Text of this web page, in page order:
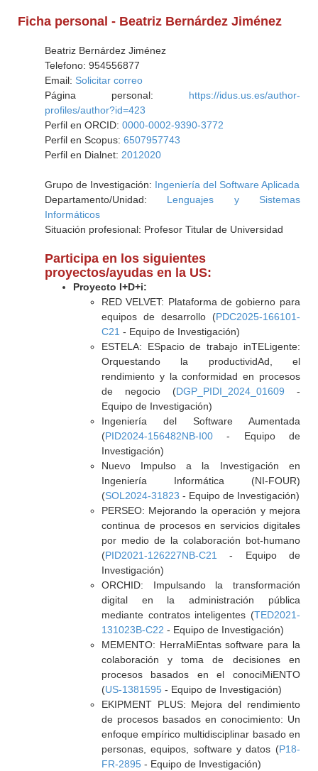
Ficha personal - Beatriz Bernárdez Jiménez
Beatriz Bernárdez Jiménez
Telefono: 954556877
Email: Solicitar correo
Página personal: https://idus.us.es/author-
profiles/author?id=423
Perfil en ORCID: 0000-0002-9390-3772
Perfil en Scopus: 6507957743
Perfil en Dialnet: 2012020
Grupo de Investigación: Ingeniería del Software Aplicada
Departamento/Unidad: Lenguajes y Sistemas
Informáticos
Situación profesional: Profesor Titular de Universidad
Participa en los siguientes
proyectos/ayudas en la US:
Proyecto I+D+i:
RED VELVET: Plataforma de gobierno para
equipos de desarrollo (PDC2025-166101-
C21 - Equipo de Investigación)
ESTELA: ESpacio de trabajo inTELigente:
Orquestando la productividAd, el
rendimiento y la conformidad en procesos
de negocio (DGP_PIDI_2024_01609 -
Equipo de Investigación)
Ingeniería del Software Aumentada
(PID2024-156482NB-I00- Equipo de
Investigación)
Nuevo Impulso a la Investigación en
Ingeniería Informática (NI-FOUR)
(SOL2024-31823 - Equipo de Investigación)
PERSEO: Mejorando la operación y mejora
continua de procesos en servicios digitales
por medio de la colaboración bot-humano
(PID2021-126227NB-C21
- Equipo de
Investigación)
ORCHID: Impulsando la transformación
digital en la administración pública
mediante contratos inteligentes (TED2021-
131023B-C22 - Equipo de Investigación)
MEMENTO: HerraMiEntas software para la
colaboración y toma de decisiones en
procesos basados en el conociMiENTO
(US-1381595- Equipo de Investigación)
EKIPMENT PLUS: Mejora del rendimiento
de procesos basados en conocimiento: Un
enfoque empírico multidisciplinar basado en
personas, equipos, software y datos (P18-
FR-2895- Equipo de Investigación)